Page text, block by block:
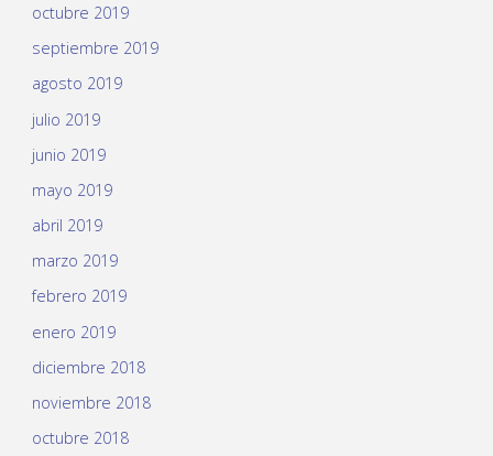
octubre 2019
septiembre 2019
agosto 2019
julio 2019
junio 2019
mayo 2019
abril 2019
marzo 2019
febrero 2019
enero 2019
diciembre 2018
noviembre 2018
octubre 2018